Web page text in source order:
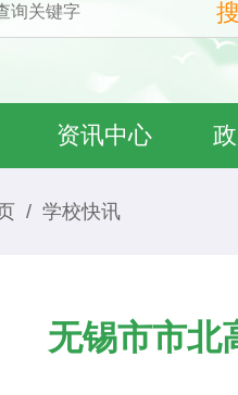
资讯中心
/ 学校快讯
无锡市市北